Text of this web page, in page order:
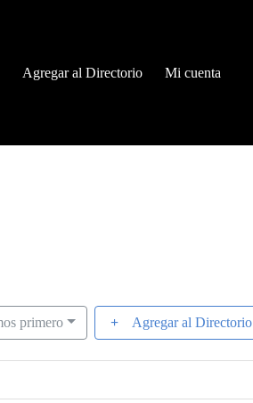
Agregar al Directorio Mi cuenta
primero Agregar al Directorio